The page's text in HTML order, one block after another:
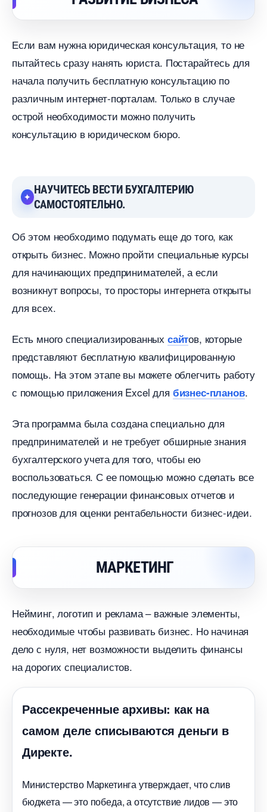
Если вам нужна юридическая консультация, то не
пытайтесь сразу нанять юриста. Постарайтесь для
начала получить бесплатную консультацию по
различным интернет-порталам. Только в случае
острой необходимости можно получить
консультацию в юридическом бюро.
НАУЧИТЕСЬ ВЕСТИ БУХГАЛТЕРИЮ
САМОСТОЯТЕЛЬНО.
Об этом необходимо подумать еще до того, как
открыть бизнес. Можно пройти специальные курсы
для начинающих предпринимателей, а если
озникнут вопросы, то просторы интернета открыты
для всех.
Есть много специализированных сайтов, которые
представляют бесплатную квалифицированную
помощь. На этом этапе вы можете облегчить работу
с помощью приложения Excel для изнес-плано.
Эта программа была создана специально для
предпринимателей и не требует обширные знания
ухгалтерского учета для того, чтобы ею
оспользоваться. С ее помощью можно сделать все
последующие генерации финансовых отчетов и
прогнозов для оценки рентабельности бизнес-идеи.
МАРКЕТИНГ
Нейминг, логотип и реклама – важные элементы,
необходимые чтобы развивать бизнес. Но начиная
дело с нуля, нет возможности выделить финансы
на дорогих специалистов.
Рассекреченные архивы: как на
самом деле списываются деньги
Директе.
Министерство Маркетинга утверждает, что сли
юджета — это победа, а отсутствие лидов — это